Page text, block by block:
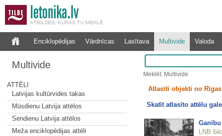
Enciklopēdijas Vārdnīcas Lasītava Multivide Valoda
Multivide
ATTĒLI
Latvijas kultūrvides takas
Mūsdienu Latvija attēlos
Sendienu Latvija attēlos
Meža enciklopēdijas attēli
Meklēt: Multivide
Atlasīti objekti no
Skatīt atlasīto attēlu
LNB